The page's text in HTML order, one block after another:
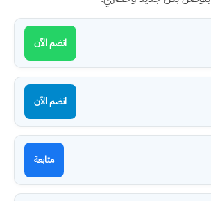
انضم الآن
انضم الآن
متابعة